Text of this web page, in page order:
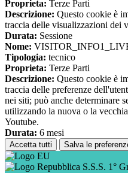
Proprieta: Terze Parti
Descrizione: Questo cookie è
traccia delle visualizzazioni dei
Durata: Sessione
Nome:
Tipologia: tecnico
Proprieta: Terze Parti
Descrizione: Questo cookie è
traccia delle preferenze
nei siti; può anche determinare
utilizzando la nuova o la
Youtube.
Durata: 6 mesi
Accetta tutti Salva le
S.S.S. 1°